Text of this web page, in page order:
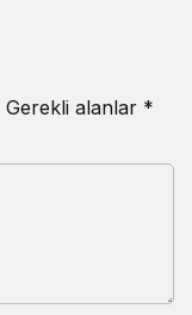
Gerekli alanlar *